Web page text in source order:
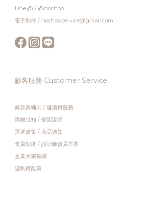
Line @ / @hochoo
電子郵件 / hochoo.service@gmail.com
顧客服務 Customer Service
條款與細則 / 退換貨服務
購物須知 / 保固說明
運送政策 / 商品須知
會員制度 / 設計師會員方案
企業大宗採購
隱私權政策